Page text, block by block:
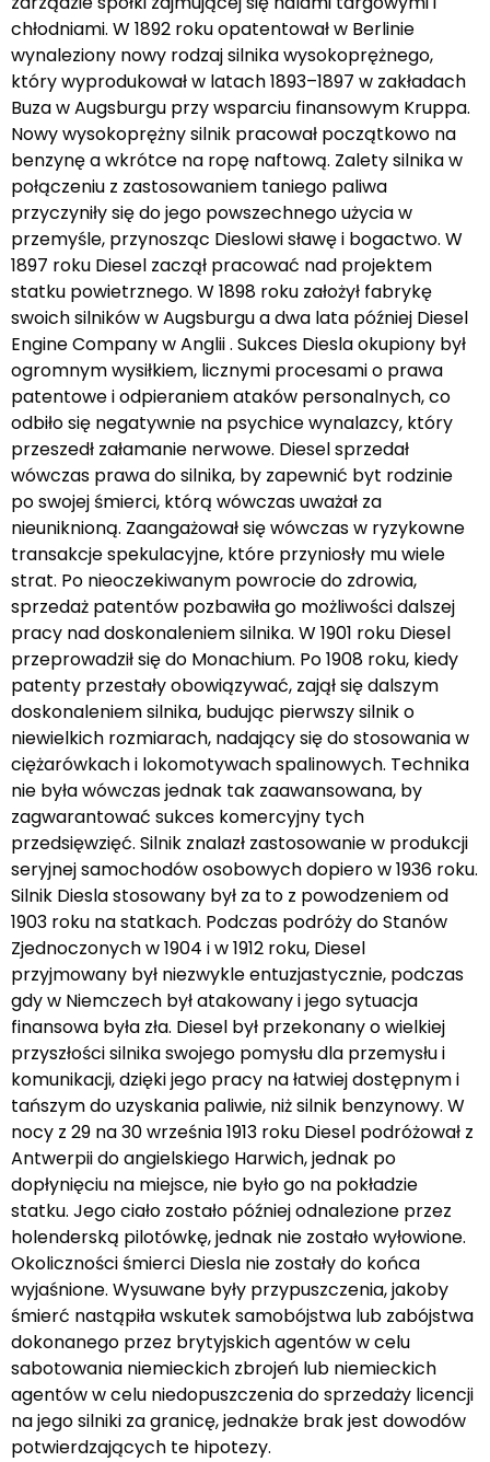
chłodniami. W 1892 roku opatentował w Berlinie
wynaleziony nowy rodzaj silnika wysokoprężnego,
który wyprodukował w latach 1893–1897 w zakładach
Buza w Augsburgu przy wsparciu finansowym Kruppa.
Nowy wysokoprężny silnik pracował początkowo na
benzynę a wkrótce na ropę naftową. Zalety silnika w
połączeniu z zastosowaniem taniego paliwa
przyczyniły się do jego powszechnego użycia w
przemyśle, przynosząc Dieslowi sławę i bogactwo. W
1897 roku Diesel zaczął pracować nad projektem
statku powietrznego. W 1898 roku założył fabrykę
swoich silników w Augsburgu a dwa lata później Diesel
Engine Company w Anglii . Sukces Diesla okupiony był
ogromnym wysiłkiem, licznymi procesami o prawa
patentowe i odpieraniem ataków personalnych, co
odbiło się negatywnie na psychice wynalazcy, który
przeszedł załamanie nerwowe. Diesel sprzedał
wówczas prawa do silnika, by zapewnić byt rodzinie
po swojej śmierci, którą wówczas uważał za
nieuniknioną. Zaangażował się wówczas w ryzykowne
transakcje spekulacyjne, które przyniosły mu wiele
strat. Po nieoczekiwanym powrocie do zdrowia,
sprzedaż patentów pozbawiła go możliwości dalszej
pracy nad doskonaleniem silnika. W 1901 roku Diesel
przeprowadził się do Monachium. Po 1908 roku, kiedy
patenty przestały obowiązywać, zajął się dalszym
doskonaleniem silnika, budując pierwszy silnik o
niewielkich rozmiarach, nadający się do stosowania w
ciężarówkach i lokomotywach spalinowych. Technika
nie była wówczas jednak tak zaawansowana, by
zagwarantować sukces komercyjny tych
przedsięwzięć. Silnik znalazł zastosowanie w produkcji
seryjnej samochodów osobowych dopiero w 1936 roku.
Silnik Diesla stosowany był za to z powodzeniem od
1903 roku na statkach. Podczas podróży do Stanów
Zjednoczonych w 1904 i w 1912 roku, Diesel
przyjmowany był niezwykle entuzjastycznie, podczas
gdy w Niemczech był atakowany i jego sytuacja
finansowa była zła. Diesel był przekonany o wielkiej
przyszłości silnika swojego pomysłu dla przemysłu i
komunikacji, dzięki jego pracy na łatwiej dostępnym i
tańszym do uzyskania paliwie, niż silnik benzynowy. W
nocy z 29 na 30 września 1913 roku Diesel podróżował z
Antwerpii do angielskiego Harwich, jednak po
dopłynięciu na miejsce, nie było go na pokładzie
statku. Jego ciało zostało później odnalezione przez
holenderską pilotówkę, jednak nie zostało wyłowione.
Okoliczności śmierci Diesla nie zostały do końca
wyjaśnione. Wysuwane były przypuszczenia, jakoby
śmierć nastąpiła wskutek samobójstwa lub zabójstwa
dokonanego przez brytyjskich agentów w celu
sabotowania niemieckich zbrojeń lub niemieckich
agentów w celu niedopuszczenia do sprzedaży licencji
na jego silniki za granicę, jednakże brak jest dowodów
potwierdzających te hipotezy.